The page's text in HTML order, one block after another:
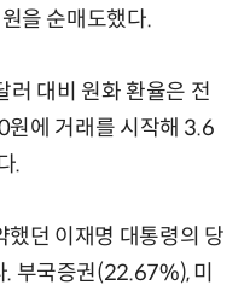
을 순매도했다.
러 대비 원화 환율은 전
에 거래를 시작해 3.6
.
던 이재명 대통령의 당
부국증권(22.67%), 미